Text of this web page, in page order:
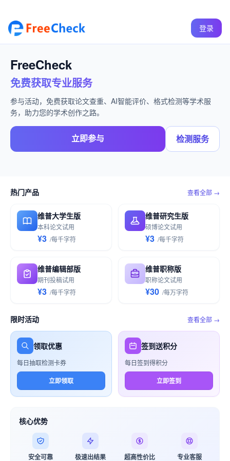
登录
FreeCheck
免费获取专业服务
参与活动，免费获取论文查重、AI智能评价、格式检测等学术服
务，助力您的学术创作之路。
立即参与 检测服务
热门产品 查看全部 →
维普大学生版
本科论文试用
¥3 /每千字符
维普研究生版
硕博论文试用
¥3 /每千字符
维普编辑部版
期刊投稿试用
¥3 /每千字符
维普职称版
职称论文试用
¥30 /每万字符
限时活动 查看全部 →
领取优惠
每日抽取检测卡券
立即领取
签到送积分
每日签到得积分
立即签到
核心优势
安全可靠 极速出结果 超高性价比 专业客服